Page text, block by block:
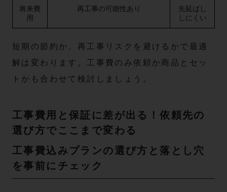
将来費
用
再工事の可能性あり
先延ばし
しにくい
短期の節約か、再工事リスクを避けるかで最適
解は変わります。工事費のみ依頼か商品とセッ
トかも合わせて検討しましょう。
工事費用と保証に差が出る！依頼先の
選び方でここまで変わる
工事費込みプランの選び方と落とし穴
を事前にチェック